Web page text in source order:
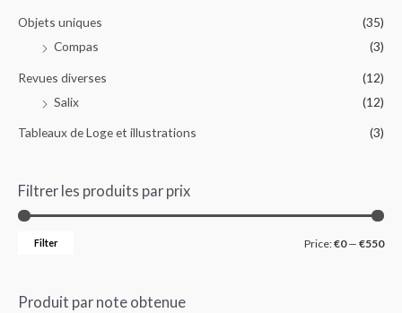
Objets uniques
(35)
Compas
(3)
Revues diverses
(12)
Salix
(12)
Tableaux de Loge et illustrations (3)
Filtrer les produits par prix
Filter Price:€0— €550
Produit par note obtenue